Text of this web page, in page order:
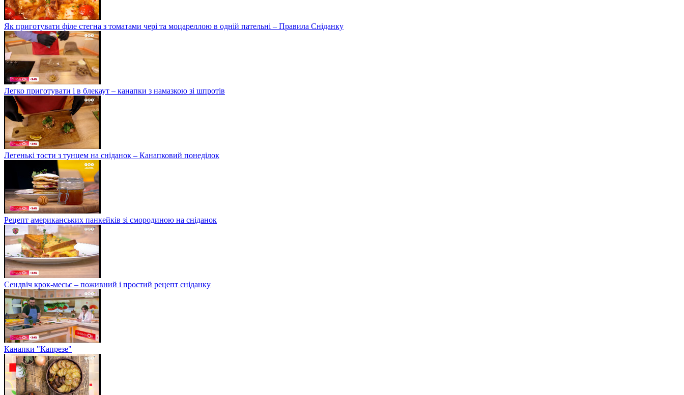
Як приготувати філе стегна з томатами чері та моцареллою в одній пательні – Правила Сніданку
Легко приготувати і в блекаут – канапки з намазкою зі шпротів
Легенькі тости з тунцем на сніданок – Канапковий понеділок
Рецепт американських панкейків зі смородиною на сніданок
Сендвіч крок-месьє – поживний і простий рецепт сніданку
Канапки "Капрезе"